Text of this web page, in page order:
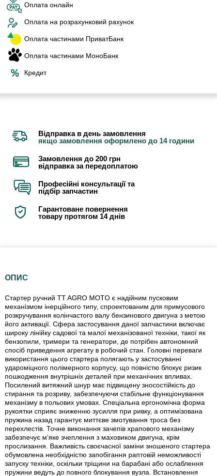
Оплата онлайн
Оплата на розрахунковий рахунок
Оплата частинами ПриватБанк
Оплата частинами МоноБанк
Кредит
Відправка в день замовлення
якщо замовлення оформлено до 14 години
Замовлення до 200 грн
відправка за передоплатою
Професійні консультації та
підбір запчастин
Гарантоване повернення
товару протягом 14 днів
ОПИС
Стартер ручний TT AGRO MOTO є надійним пусковим
механізмом інерційного типу, спроектованим для примусового
розкручування колінчастого валу бензинового двигуна з метою
його активації. Сфера застосування даної запчастини включає
широку лінійку садової та малої механізованої техніки, такої як
бензопили, тримери та генератори, де потрібен автономний
спосіб приведення агрегату в робочий стан. Головні переваги
використання цього стартера полягають у застосуванні
удароміцного полімерного корпусу, що повністю блокує ризик
пошкодження внутрішніх деталей при механічних впливах.
Посилений витяжний шнур має підвищену зносостійкість до
стирання та розриву, забезпечуючи стабільне функціонування
механізму в польових умовах. Спеціальна ергономічна форма
рукоятки сприяє зниженню зусилля при ривку, а оптимізована
пружина назад гарантує миттєве змотування троса без
перехлестів. Точне виконання зачепів храпового механізму
забезпечує м’яке зчеплення з маховиком двигуна, крім
прослизання. Важливість своєчасної заміни зношеного стартера
обумовлена необхідністю запобігання раптовій неможливості
запуску техніки, оскільки тріщини на барабані або ослаблення
пружини ведуть до повного блокування вузла. Встановлення